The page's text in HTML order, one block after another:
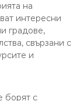
на
интересни
градове,
свързани с
и
борят с